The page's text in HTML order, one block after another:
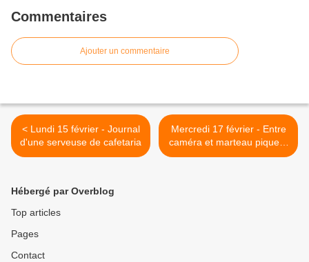
Commentaires
Ajouter un commentaire
< Lundi 15 février - Journal
d'une serveuse de cafetaria
Mercredi 17 février - Entre
caméra et marteau piqueur
>
Hébergé par Overblog
Top articles
Pages
Contact